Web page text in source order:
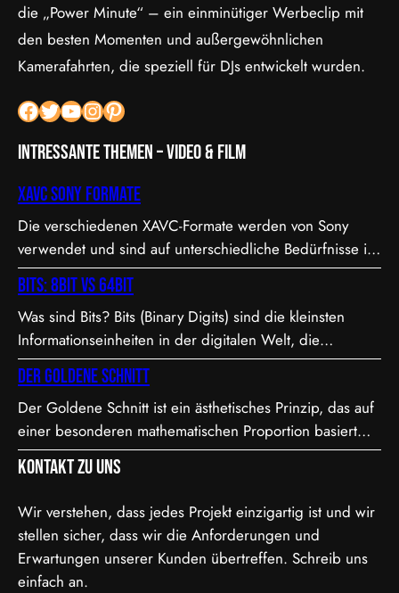
die „Power Minute“ – ein einminütiger Werbeclip mit
den besten Momenten und außergewöhnlichen
Kamerafahrten, die speziell für DJs entwickelt wurden.
Facebook Twitter YouTube InstagramPinterest
Intressante Themen – Video & Film
XAVC Sony Formate
Die verschiedenen XAVC-Formate werden von Sony
verwendet und sind auf unterschiedliche Bedürfnisse in
Bezug auf Qualität, Dateigröße und Bitrate abgestimmt.
Hier sind die Details zu den Formaten: 1. XAVC S-I DCI:
• Dies ist eine intraframe-Version von XAVC S, die in DCI
4K-Auflösung (4096×2160) arbeitet. “I” steht für
Intraframe, was bedeutet, dass jedes Bild einzeln…
Bits: 8bit vs 64bit
Was sind Bits? Bits (Binary Digits) sind die kleinsten
Informationseinheiten in der digitalen Welt, die
entweder den Wert 0 oder 1 annehmen können. In der
Videoproduktion, speziell bei der Farbdarstellung und
Verarbeitung, spielt die Bit-Tiefe eine entscheidende
Rolle. Je höher die Bit-Tiefe, desto mehr Informationen
können über die Helligkeit und Farben eines Pixels
gespeichert werden.…
Der Goldene Schnitt
Der Goldene Schnitt ist ein ästhetisches Prinzip, das auf
einer besonderen mathematischen Proportion basiert
und in der Kunst, Architektur, Fotografie und im Film
Anwendung findet. Diese Proportion wird als besonders
harmonisch und natürlich empfunden. Sie ist etwa 1,618
zu 1, was in der Mathematik als das Verhältnis der
Fibonacci-Folge bekannt ist. Mathematische Erklärung
des Goldenen…
Kontakt zu uns
Wir verstehen, dass jedes Projekt einzigartig ist und wir
stellen sicher, dass wir die Anforderungen und
Erwartungen unserer Kunden übertreffen. Schreib uns
einfach an.